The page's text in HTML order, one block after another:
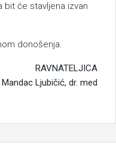
bit će stavljena izvan
donošenja.
RAVNATELJICA
Ljubičić, dr. med